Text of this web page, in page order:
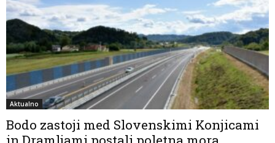
Aktualno
Bodo zastoji med Slovenskimi Konjicami